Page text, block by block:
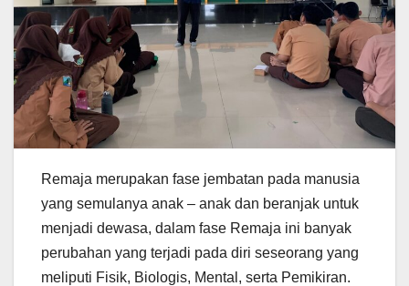
Remaja merupakan fase jembatan pada manusia
yang semulanya anak – anak dan beranjak untuk
menjadi dewasa, dalam fase Remaja ini banyak
perubahan yang terjadi pada diri seseorang yang
meliputi Fisik, Biologis, Mental, serta Pemikiran.